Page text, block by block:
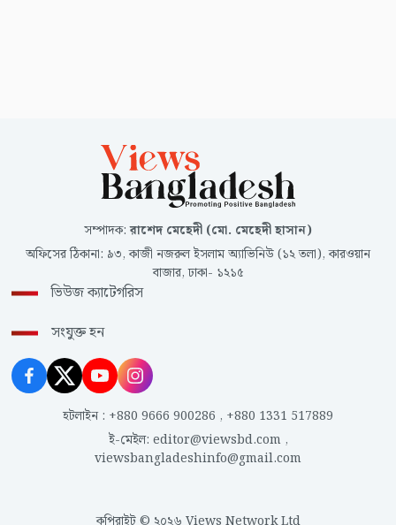
সম্পাদক:রাশেদ মেহেদী (মো. মেহেদী হাসান)
অফিসের ঠিকানা: ৯৩, কাজী নজরুল ইসলাম অ্যাভিনিউ (১২ তলা), কারওয়ান
বাজার, ঢাকা- ১২১৫
ভিউজ ক্যাটেগরিস
সংযুক্ত হন
হটলাইন : +880 9666 900286 , +880 1331 517889
ই-মেইল: editor@viewsbd.com,
viewsbangladeshinfo@gmail.com